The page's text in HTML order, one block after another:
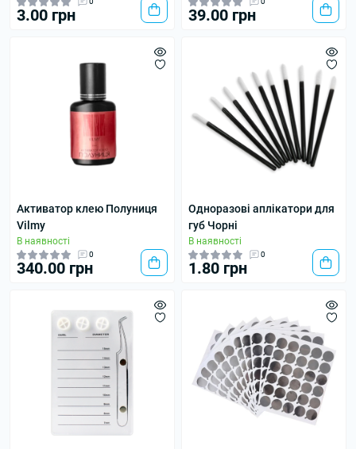
3.00 грн 39.00 грн
Активатор клею Полуниця
Vilmy
В наявності
0
340.00 грн
Одноразові аплікатори для
губ Чорні
В наявності
0
1.80 грн